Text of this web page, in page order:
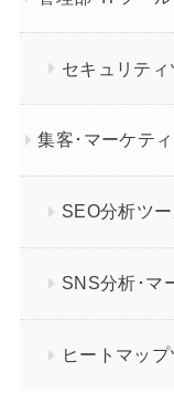
セキュリテ
集客･マーケテ
SEO分析ツ
SNS分析･マ
ヒートマッ